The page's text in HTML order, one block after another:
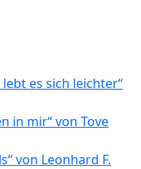
es sich leichter“
in mir“ von Tove
von Leonhard F.